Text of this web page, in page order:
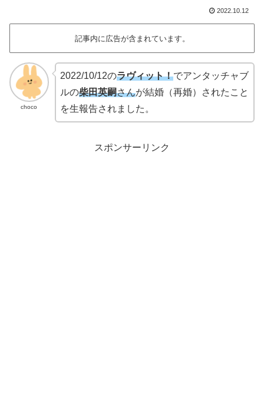
2022.10.12
記事内に広告が含まれています。
choco
2022/10/12のラヴィット！でアンタッチャブ
ルの柴田英嗣さんが結婚（再婚）されたこと
を生報告されました。
スポンサーリンク